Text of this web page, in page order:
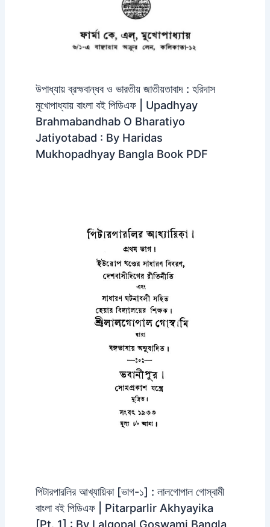
উপাধ্যায় ব্রহ্মবান্ধব ও ভারতীয় জাতীয়তাবাদ : হরিদাস
মুখোপাধ্যায় বাংলা বই পিডিএফ | Upadhyay
Brahmabandhab O Bharatiyo
Jatiyotabad : By Haridas
Mukhopadhyay Bangla Book PDF
পিটারপারলির আখ্যায়িকা [ভাগ-১] : লালগোপাল গোস্বামী
বাংলা বই পিডিএফ | Pitarparlir Akhyayika
[Pt. 1] : By Lalgopal Goswami Bangla